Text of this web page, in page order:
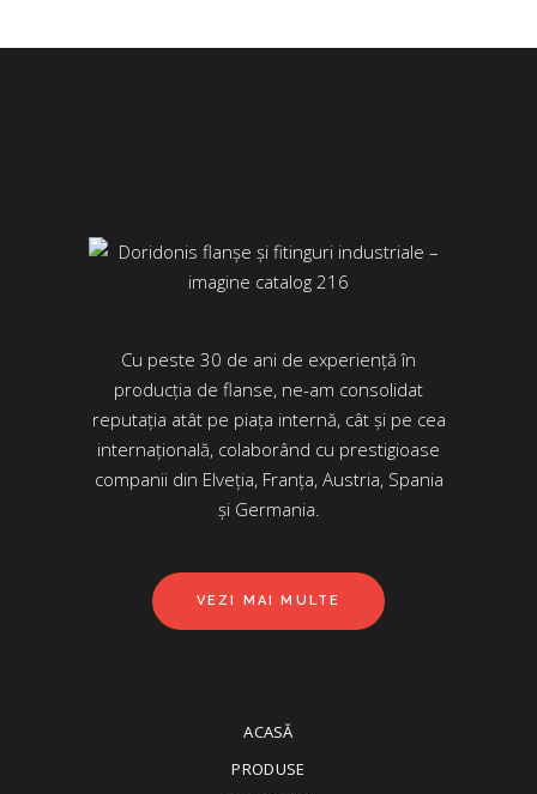
Cu peste 30 de ani de experiență în
producția de flanse, ne-am consolidat
reputația atât pe piața internă, cât și pe cea
internațională, colaborând cu prestigioase
companii din Elveția, Franța, Austria, Spania
și Germania.
VEZI MAI MULTE
ACASĂ
PRODUSE